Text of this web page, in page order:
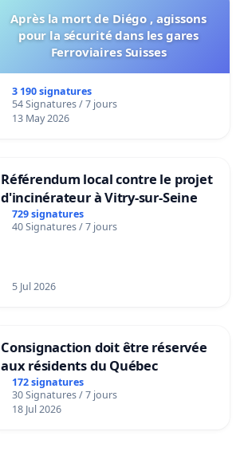
Après la mort de Diégo , agissons
pour la sécurité dans les gares
Ferroviaires Suisses
3 190 signatures
54 Signatures / 7 jours
13 May 2026
Référendum local contre le projet
d'incinérateur à Vitry-sur-Seine
729 signatures
40 Signatures / 7 jours
5 Jul 2026
Consignaction doit être réservée
aux résidents du Québec
172 signatures
30 Signatures / 7 jours
18 Jul 2026